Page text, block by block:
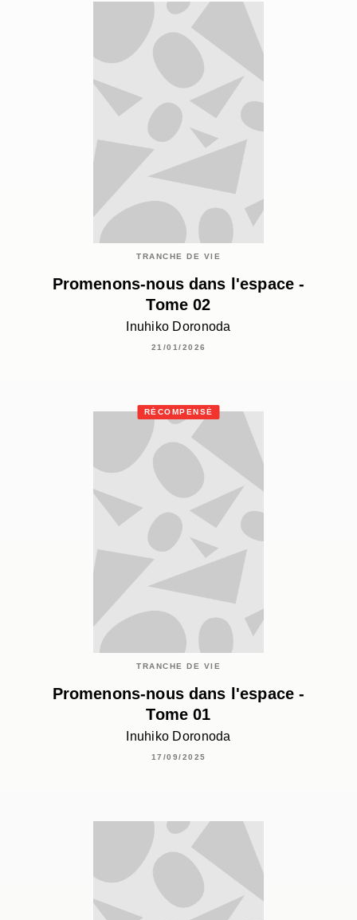
TRANCHE DE VIE
Promenons-nous dans l'espace -
Tome 02
Inuhiko Doronoda
21/01/2026
RÉCOMPENSÉ
TRANCHE DE VIE
Promenons-nous dans l'espace -
Tome 01
Inuhiko Doronoda
17/09/2025